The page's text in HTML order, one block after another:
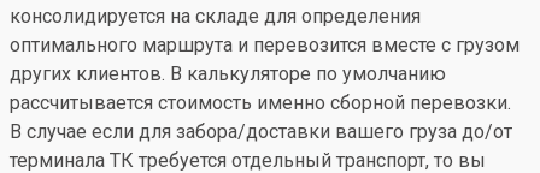
консолидируется на складе для определения
оптимального маршрута и перевозится вместе с грузом
других клиентов. В калькуляторе по умолчанию
рассчитывается стоимость именно сборной перевозки.
В случае если для забора/доставки вашего груза до/от
терминала ТК требуется отдельный транспорт, то вы